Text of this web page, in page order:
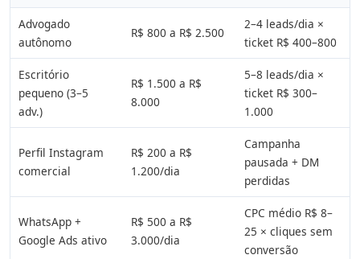
Advogado
autônomo
R$ 800 a R$ 2.500
2–4 leads/dia ×
ticket R$ 400–800
Escritório
pequeno (3–5
adv.)
R$ 1.500 a R$
8.000
5–8 leads/dia ×
ticket R$ 300–
1.000
Perfil Instagram
comercial
R$ 200 a R$
1.200/dia
Campanha
pausada + DM
perdidas
WhatsApp +
Google Ads ativo
R$ 500 a R$
3.000/dia
CPC médio R$ 8–
25 × cliques sem
conversão